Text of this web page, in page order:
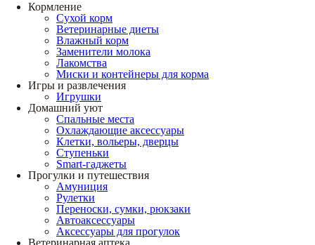
Кормление
Сухой корм
Ветеринарные диеты
Влажный корм
Заменители молока
Лакомства
Миски и контейнеры для корма
Игры и развлечения
Игрушки
Домашний уют
Спальные места
Охлаждающие аксессуары
Клетки, вольеры, дверцы
Ступеньки
Smart-гаджеты
Прогулки и путешествия
Амуниция
Рулетки
Переноски, сумки, рюкзаки
Автоаксессуары
Аксессуары для прогулок
Ветеринарная аптека